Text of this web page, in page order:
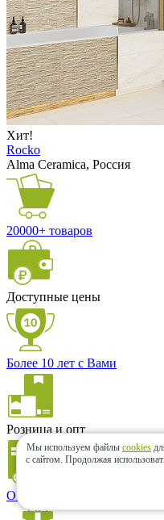
Хит!
Rocko
Alma Ceramica, Россия
20000+ товаров
Доступные цены
Более 10 лет с Вами
Розница и опт
Оперативная доставка
Мы используем файлы cookies
с сайтом. Продолжая